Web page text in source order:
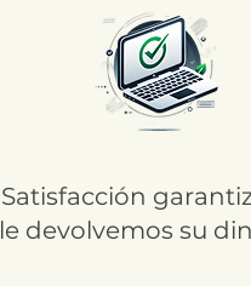
Satisfacción
le devolvemos su